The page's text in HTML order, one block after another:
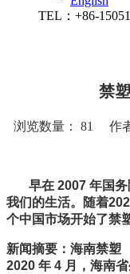
TEL：+86-
禁
浏览数量： 81
作者
早在 2007 年国
我们的生活。随着
个中国市场开始了禁
新闻摘要：海南禁塑
2020 年 4 月，海南